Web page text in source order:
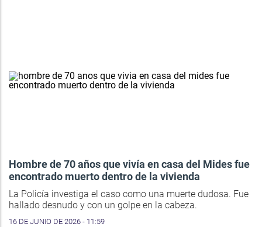
Hombre de 70 años que vivía en casa del Mides fue
encontrado muerto dentro de la vivienda
La Policía investiga el caso como una muerte dudosa. Fue
hallado desnudo y con un golpe en la cabeza.
16 DE JUNIO DE 2026 - 11:59